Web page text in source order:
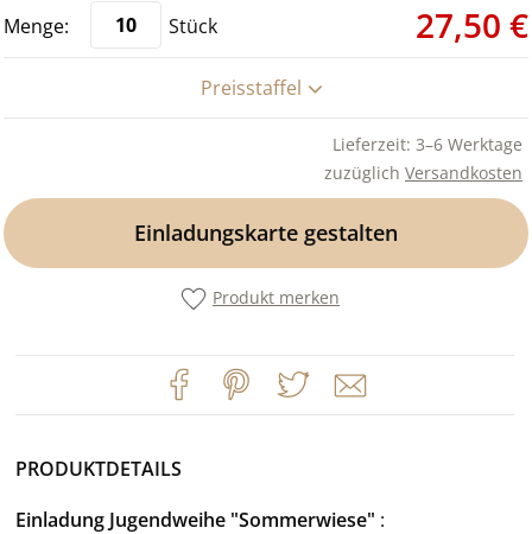
Stück 27,50 €
Preisstaffel
Lieferzeit: 3–6 Werktage
zuzüglich Versandkosten
Einladungskarte gestalten
Produkt merken
PRODUKTDETAILS
Einladung Jugendweihe "Sommerwiese"